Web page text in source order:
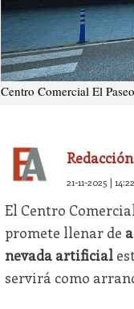
Centro Comercial El
Redacción
21-11-2025 | 14:22
El Centro
promete llenar de
nevada artificial
servirá como